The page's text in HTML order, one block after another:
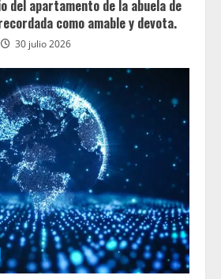
del apartamento de la abuela de
como amable y devota.
30 julio 2026